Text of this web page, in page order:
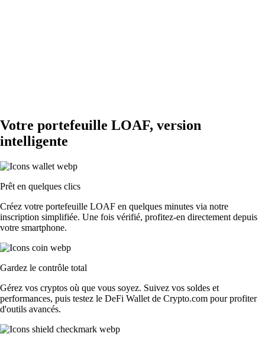
Votre portefeuille LOAF, version
intelligente
Prêt en quelques clics
Créez votre portefeuille LOAF en quelques minutes via notre
inscription simplifiée. Une fois vérifié, profitez-en directement depuis
votre smartphone.
Gardez le contrôle total
Gérez vos cryptos où que vous soyez. Suivez vos soldes et
performances, puis testez le DeFi Wallet de Crypto.com pour profiter
d'outils avancés.